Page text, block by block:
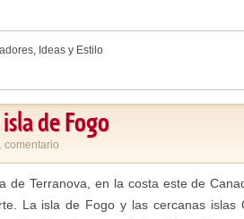
, Ideas y Estilo
de Fogo
comentario
de Terranova, en la costa este de
La isla de Fogo y las cercanas islas